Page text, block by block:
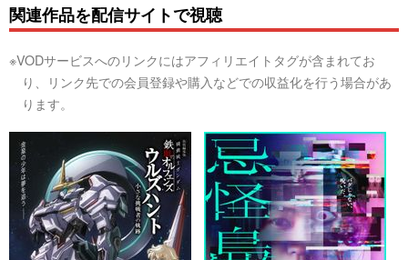
関連作品を配信サイトで視聴
※VODサービスへのリンクにはアフィリエイトタグが含まれてお
り、リンク先での会員登録や購入などでの収益化を行う場合があ
ります。